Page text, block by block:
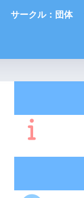
サークル：団体